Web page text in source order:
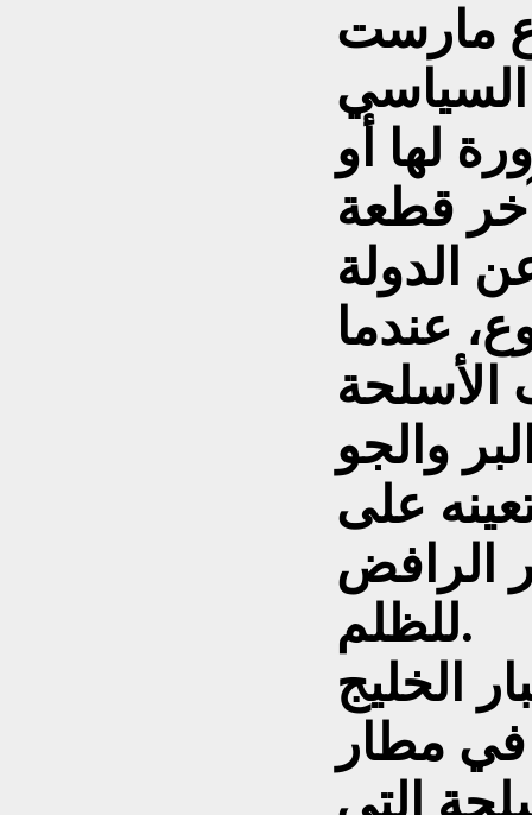
مارست
السياسي
لها أو
آخر قطعة
الدولة
عندما
الأسلحة
والجو
على
الرافض
للظلم.
الخليج
في مطار
التي